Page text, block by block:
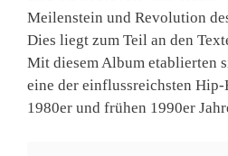
Meilenstein und Revolution
Dies liegt zum Teil an den
Mit diesem Album etablierten
eine der einflussreichsten
1980er und frühen 1990er